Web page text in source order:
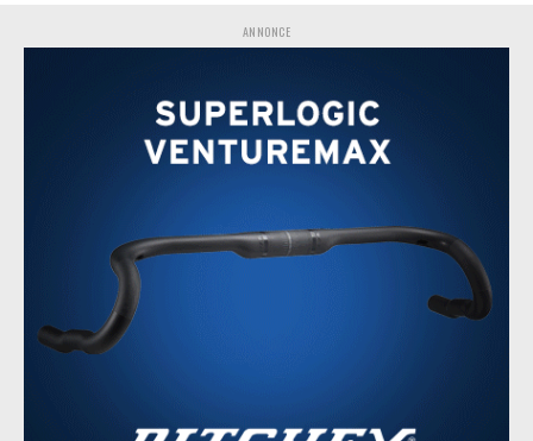
ANNONCE